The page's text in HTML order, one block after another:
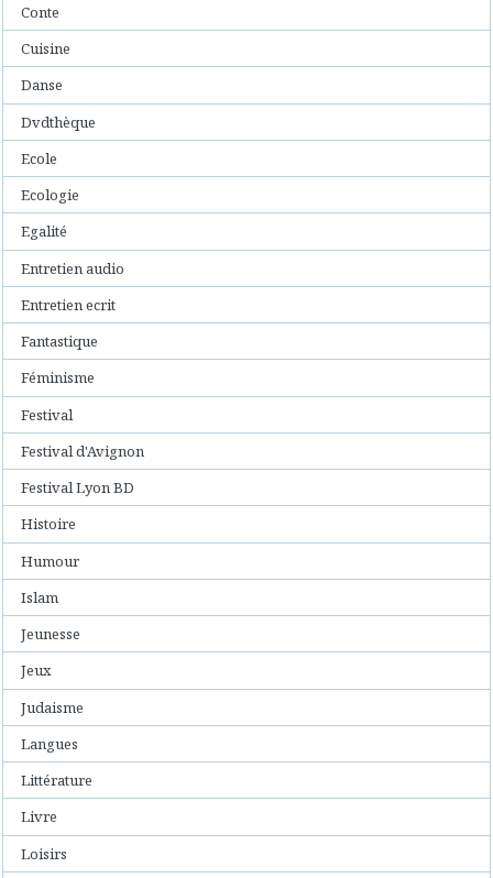
Conte
Cuisine
Danse
Dvdthèque
Ecole
Ecologie
Egalité
Entretien audio
Entretien ecrit
Fantastique
Féminisme
Festival
Festival d'Avignon
Festival Lyon BD
Histoire
Humour
Islam
Jeunesse
Jeux
Judaisme
Langues
Littérature
Livre
Loisirs